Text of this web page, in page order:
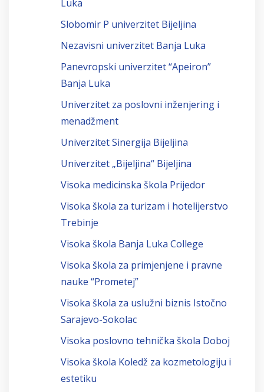
Luka
Slobomir P univerzitet Bijeljina
Nezavisni univerzitet Banja Luka
Panevropski univerzitet “Apeiron”
Banja Luka
Univerzitet za poslovni inženjering i
menadžment
Univerzitet Sinergija Bijeljina
Univerzitet „Bijeljina“ Bijeljina
Visoka medicinska škola Prijedor
Visoka škola za turizam i hotelijerstvo
Trebinje
Visoka škola Banja Luka College
Visoka škola za primjenjene i pravne
nauke “Prometej”
Visoka škola za uslužni biznis Istočno
Sarajevo-Sokolac
Visoka poslovno tehnička škola Doboj
Visoka škola Koledž za kozmetologiju i
estetiku